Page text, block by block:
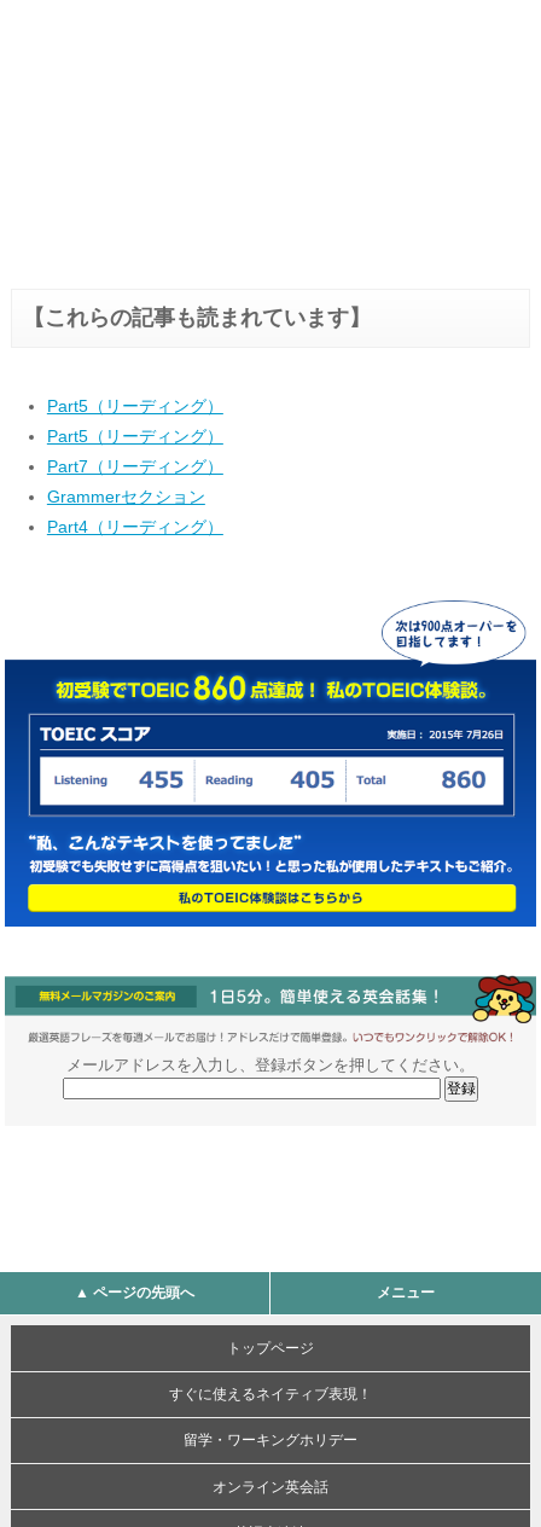
【これらの記事も読まれています】
Part5（リーディング）
Part5（リーディング）
Part7（リーディング）
Grammerセクション
Part4（リーディング）
メールアドレスを入力し、登録ボタンを押してください。
▲ ページの先頭へ メニュー
トップページ
すぐに使えるネイティブ表現！
留学・ワーキングホリデー
オンライン英会話